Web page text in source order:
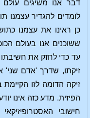
דבר אנו משיגים
לומדים להגדיר עצמנו
כן ראינו את עצמנו
ששוכנים אנו בעולם
עד כדי לחזק את חשיבתו
זיקתו, שדרך 'אדם
זיקה הדומה לזו
הפיזית. מדע כזה אינו
חישובי